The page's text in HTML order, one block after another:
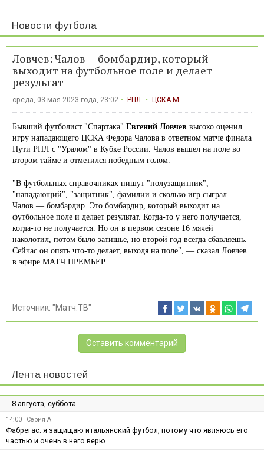
Новости футбола
Ловчев: Чалов — бомбардир, который
выходит на футбольное поле и делает
результат
среда, 03 мая 2023 года, 23:02 РПЛ ЦСКА М
Бывший футболист "Спартака" Евгений Ловчев высоко оценил
игру нападающего ЦСКА Федора Чалова в ответном матче финала
Пути РПЛ с "Уралом" в Кубке России. Чалов вышел на поле во
втором тайме и отметился победным голом.
"В футбольных справочниках пишут "полузащитник",
"нападающий", "защитник", фамилии и сколько игр сыграл.
Чалов — бомбардир. Это бомбардир, который выходит на
футбольное поле и делает результат. Когда‑то у него получается,
когда‑то не получается. Но он в первом сезоне 16 мячей
наколотил, потом было затишье, но второй год всегда сбавляешь.
Сейчас он опять что‑то делает, выходя на поле", — сказал Ловчев
в эфире МАТЧ ПРЕМЬЕР.
Источник: "Матч.ТВ"
Оставить комментарий
Лента новостей
8 августа, суббота
14:00 Серия А
Фабрегас: я защищаю итальянский футбол, потому что являюсь его
частью и очень в него верю